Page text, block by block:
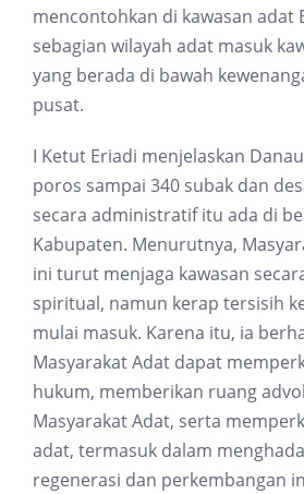
mencontohkan di kawasan adat
sebagian wilayah adat masuk
yang berada di bawah
pusat.
I Ketut Eriadi menjelaskan
poros sampai 340 subak dan
secara administratif itu ada di
Kabupaten. Menurutnya,
ini turut menjaga kawasan
spiritual, namun kerap tersisih
mulai masuk. Karena itu, ia
Masyarakat Adat dapat
hukum, memberikan ruang
Masyarakat Adat, serta
adat, termasuk dalam
regenerasi dan perkembangan